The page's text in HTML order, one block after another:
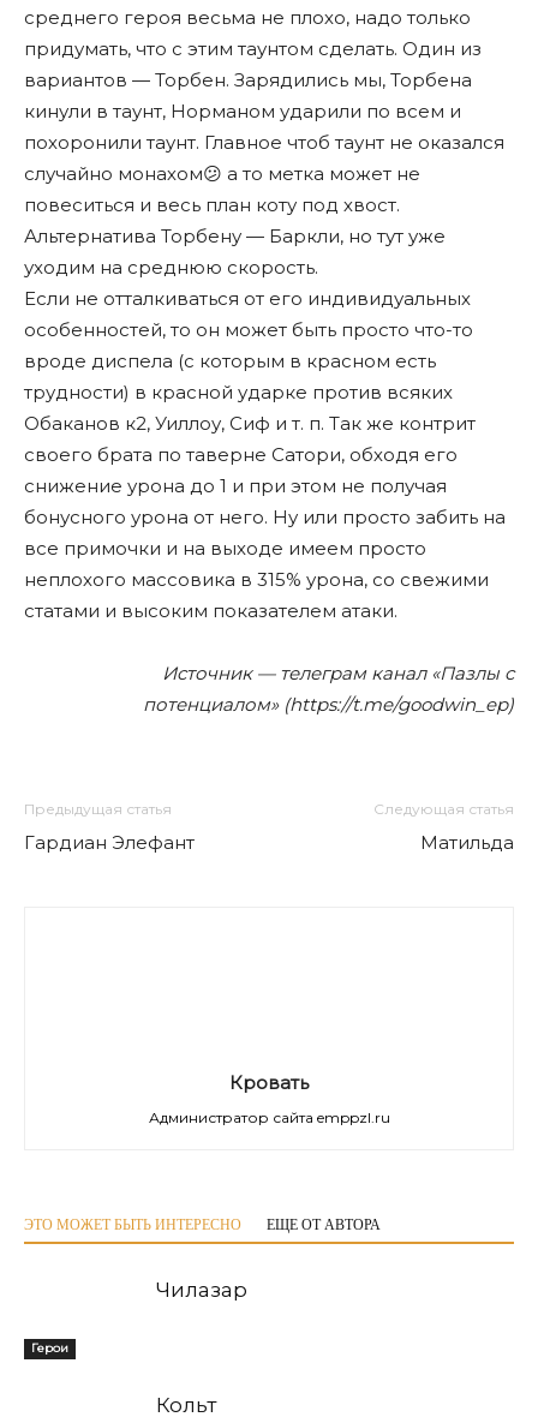
среднего героя весьма не плохо, надо только
придумать, что с этим таунтом сделать. Один из
вариантов — Торбен. Зарядились мы, Торбена
кинули в таунт, Норманом ударили по всем и
похоронили таунт. Главное чтоб таунт не оказался
случайно монахом😕 а то метка может не
повеситься и весь план коту под хвост.
Альтернатива Торбену — Баркли, но тут уже
уходим на среднюю скорость.
Если не отталкиваться от его индивидуальных
особенностей, то он может быть просто что-то
вроде диспела (с которым в красном есть
трудности) в красной ударке против всяких
Обаканов к2, Уиллоу, Сиф и т. п. Так же контрит
своего брата по таверне Сатори, обходя его
снижение урона до 1 и при этом не получая
бонусного урона от него. Ну или просто забить на
все примочки и на выходе имеем просто
неплохого массовика в 315% урона, со свежими
статами и высоким показателем атаки.
Источник — телеграм канал «Пазлы с
потенциалом» (https://t.me/goodwin_ep)
Предыдущая статья
Гардиан Элефант
Следующая статья
Матильда
Кровать
Администратор сайта emppzl.ru
ЭТО МОЖЕТ БЫТЬ ИНТЕРЕСНО ЕЩЕ ОТ АВТОРА
Герои
Чилазар
Кольт